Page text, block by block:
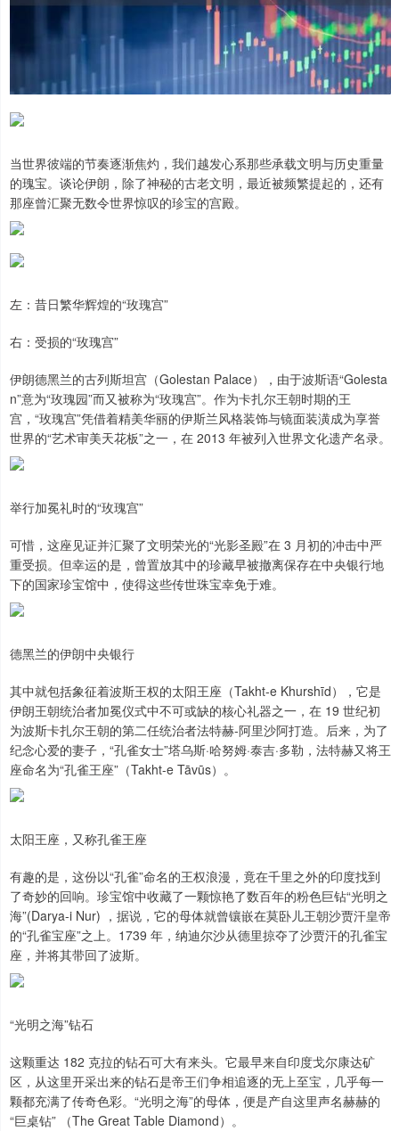
当世界彼端的节奏逐渐焦灼，我们越发心系那些承载文明与历史重量
的瑰宝。谈论伊朗，除了神秘的古老文明，最近被频繁提起的，还有
那座曾汇聚无数令世界惊叹的珍宝的宫殿。
左：昔日繁华辉煌的“玫瑰宫”
右：受损的“玫瑰宫”
伊朗德黑兰的古列斯坦宫（Golestan Palace），由于波斯语“Golesta
n”意为“玫瑰园”而又被称为“玫瑰宫”。作为卡扎尔王朝时期的王
宫，“玫瑰宫”凭借着精美华丽的伊斯兰风格装饰与镜面装潢成为享誉
世界的“艺术审美天花板”之一，在 2013 年被列入世界文化遗产名录。
举行加冕礼时的“玫瑰宫”
可惜，这座见证并汇聚了文明荣光的“光影圣殿”在 3 月初的冲击中严
重受损。但幸运的是，曾置放其中的珍藏早被撤离保存在中央银行地
下的国家珍宝馆中，使得这些传世珠宝幸免于难。
德黑兰的伊朗中央银行
其中就包括象征着波斯王权的太阳王座（Takht-e Khurshīd），它是
伊朗王朝统治者加冕仪式中不可或缺的核心礼器之一，在 19 世纪初
为波斯卡扎尔王朝的第二任统治者法特赫-阿里沙阿打造。后来，为了
纪念心爱的妻子，“孔雀女士”塔乌斯·哈努姆·泰吉·多勒，法特赫又将王
座命名为“孔雀王座”（Takht-e Tāvūs）。
太阳王座，又称孔雀王座
有趣的是，这份以“孔雀”命名的王权浪漫，竟在千里之外的印度找到
了奇妙的回响。珍宝馆中收藏了一颗惊艳了数百年的粉色巨钻“光明之
海”(Darya-i Nur) ，据说，它的母体就曾镶嵌在莫卧儿王朝沙贾汗皇帝
的“孔雀宝座”之上。1739 年，纳迪尔沙从德里掠夺了沙贾汗的孔雀宝
座，并将其带回了波斯。
“光明之海”钻石
这颗重达 182 克拉的钻石可大有来头。它最早来自印度戈尔康达矿
区，从这里开采出来的钻石是帝王们争相追逐的无上至宝，几乎每一
颗都充满了传奇色彩。“光明之海”的母体，便是产自这里声名赫赫的
“巨桌钻” （The Great Table Diamond）。